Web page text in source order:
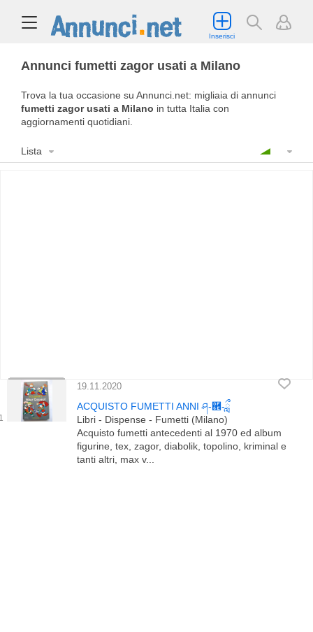
Inserisci
Annunci fumetti zagor usati a Milano
Trova la tua occasione su Annunci.net: migliaia di annunci
fumetti zagor usati a Milano in tutta Italia con
aggiornamenti quotidiani.
Lista
19.11.2020
ACQUISTO FUMETTI ANNI ཤ-཮-ླྀ
Libri - Dispense - Fumetti (Milano)
Acquisto fumetti antecedenti al 1970 ed album
figurine, tex, zagor, diabolik, topolino, kriminal e
tanti altri, max v...